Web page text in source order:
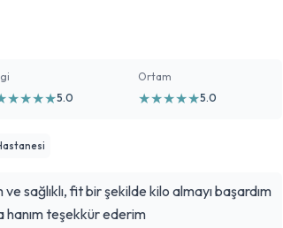
★★★★5.0
Ortam
★★★★★5.0
sağlıklı, fit bir şekilde kilo almayı başardım
hanım teşekkür ederim